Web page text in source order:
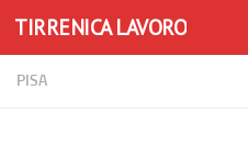
Skip to content
TIRRENICA LAVORO
PISA